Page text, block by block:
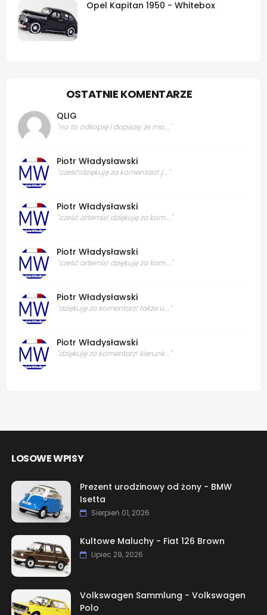
Opel Kapitan 1950 - Whitebox
OSTATNIE KOMENTARZE
QLIG
"no to odkopię i dopiszę, że mo..."
Piotr Władysławski
"cześć!dziękuję za komentarz! j..."
Piotr Władysławski
"cześć artemis! dziękuję za kom..."
Piotr Władysławski
"cześć artemis! dziękuję za kom..."
Piotr Władysławski
"dziękuję za komentarz! także u..."
Piotr Władysławski
"dziękuję za komentarz! kierunk..."
LOSOWE WPISY
Prezent urodzinowy od żony - BMW
Isetta
Sierpień 01, 2026
Kultowe Maluchy - Fiat 126 Brown
Lipiec 29, 2026
Volkswagen Sammlung - Volkswagen
Polo